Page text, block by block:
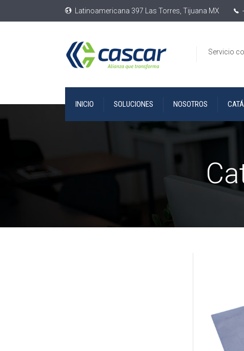
Latinoamericana 397 Las Torres, Tijuana MX
Servicio
INICIO SOLUCIONES NOSOTROS